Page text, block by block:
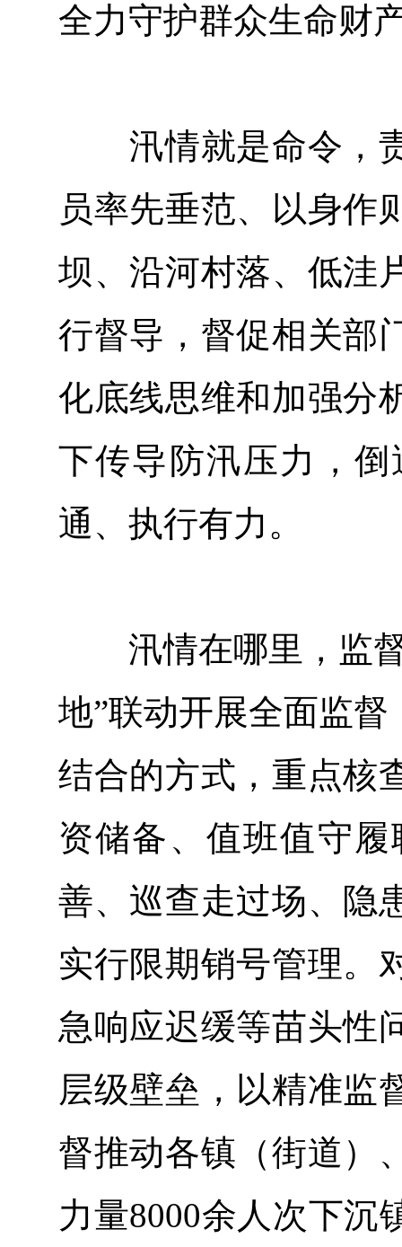
全力守护群众生命财
汛情就是命令，责
员率先垂范、以身作
坝、沿河村落、低洼
行督导，督促相关部
化底线思维和加强分
下传导防汛压力，
通、执行有力。
汛情在哪里，监督
地”联动开展全面监
结合的方式，重点核
资储备、值班值守
善、巡查走过场、隐
实行限期销号管理。
急响应迟缓等苗头性
层级壁垒，以精准监
督推动各镇（街道）
力量8000余人次下沉